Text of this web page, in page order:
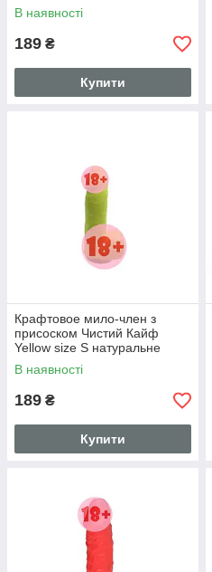
В наявності
189 ₴
Купити
Крафтовое мило-член з
присоском Чистий Кайф
Yellow size S натуральне
В наявності
189 ₴
Купити